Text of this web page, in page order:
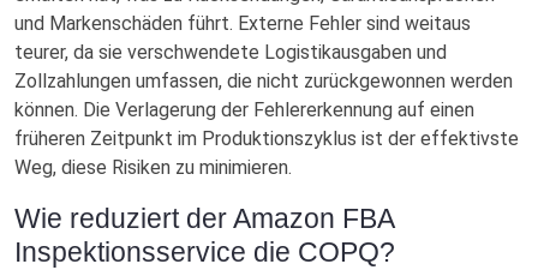
und Markenschäden führt. Externe Fehler sind weitaus
teurer, da sie verschwendete Logistikausgaben und
Zollzahlungen umfassen, die nicht zurückgewonnen werden
können. Die Verlagerung der Fehlererkennung auf einen
früheren Zeitpunkt im Produktionszyklus ist der effektivste
Weg, diese Risiken zu minimieren.
Wie reduziert der Amazon FBA
Inspektionsservice die COPQ?